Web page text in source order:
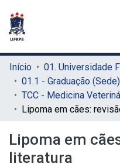
Início
01.1 - Graduação (Sede)
Lipoma em
literatura